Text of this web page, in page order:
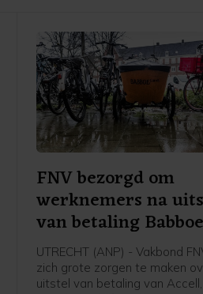
FNV bezorgd om
werknemers na
van betaling
moeder
UTRECHT (ANP) - Vakbond
zich grote zorgen te maken
uitstel van betaling van